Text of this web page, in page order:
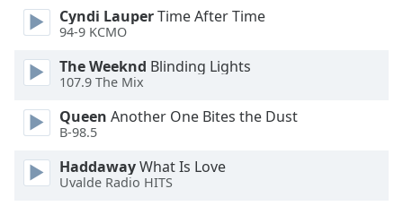
Caption
Area
Color
Opacity
Cyndi LauperTime After Time
94-9 KCMO
The Weeknd Blinding Lights
107.9 The Mix
Queen Another One Bites the Dust
B-98.5
HaddawayWhat Is Love
Uvalde Radio HITS